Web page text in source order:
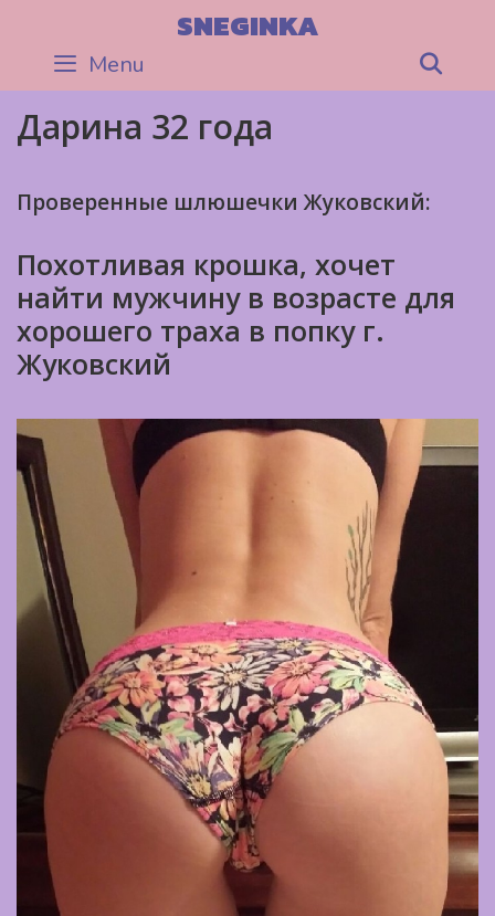
content
SNEGINKA
Menu
Дарина 32 года
Проверенные шлюшечки Жуковский:
Похотливая крошка, хочет
найти мужчину в возрасте для
хорошего траха в попку г.
Жуковский